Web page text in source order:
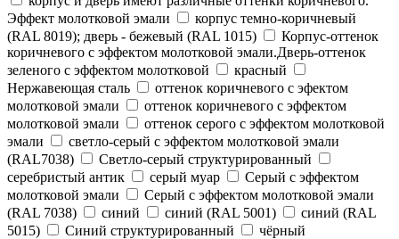
Эффект молотковой эмали
корпус темно-коричневый
(RAL 8019); дверь - бежевый (RAL 1015)
Корпус-оттенок
коричневого с эффектом молотковой эмали.Дверь-оттенок
зеленого с эффектом молотковой
красный
Нержавеющая сталь
оттенок коричневого с эфектом
молотковой эмали
оттенок коричневого с эффектом
молотковой эмали
оттенок серого с эффектом молотковой
эмали
светло-серый с эффектом молотковой эмали
(RAL7038)
Светло-серый структурированный
серебристый антик
серый муар
Серый с эффектом
молотковой эмали
Серый с эффектом молотковой эмали
(RAL 7038)
синий синий (RAL 5001)
синий (RAL
5015)
Синий структурированный
чёрный